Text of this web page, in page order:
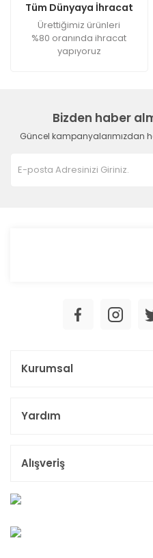
Tüm Dünyaya İhracat
Ürettiğimiz ürünleri
%80 oranında ihracat
yapıyoruz
Bizden haber
Güncel kampanyalarımızdan
Kurumsal
Yardım
Alışveriş